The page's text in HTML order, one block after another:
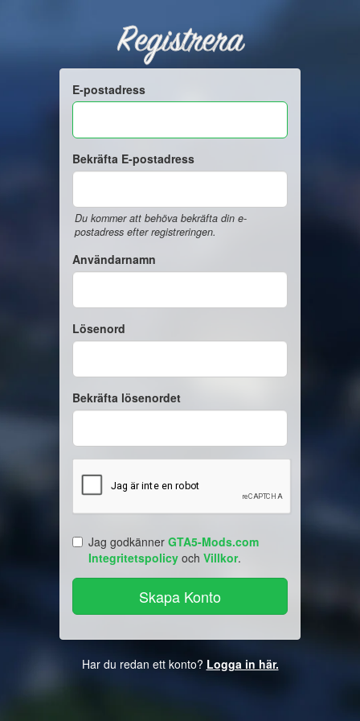
Registrera
E-postadress
Bekräfta E-postadress
Du kommer att behöva bekräfta din e-
postadress efter registreringen.
Användarnamn
Lösenord
Bekräfta lösenordet
Jag godkänner GTA5-Mods.com
Integritetspolicy och Villkor.
Har du redan ett konto? Logga in här.